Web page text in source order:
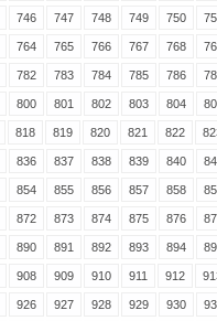
746 747 748 749 750
764 765 766 767 768
782 783 784 785 786
800 801 802 803 804
818 819 820 821 822
836 837 838 839 840
854 855 856 857 858
872 873 874 875 876
890 891 892 893 894
908 909 910 911 912
926 927 928 929 930